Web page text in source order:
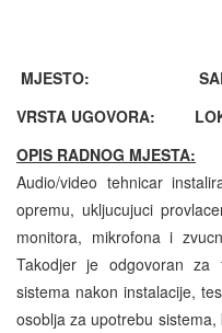
MJESTO:
VRSTA UGOVORA:
OPIS RADNOG MJESTA:
Audio/video tehnicar
opremu, ukljucujuci
monitora, mikrofona i
Takodjer je odgovoran za
sistema nakon instalacije,
osoblja za upotrebu